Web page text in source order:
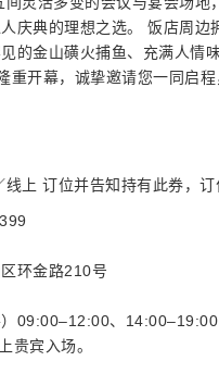
庆典的理想之选。 饭店周
的金山磺火捕鱼、充满人情
重开幕，诚挚邀请您一同启
上 订位并告知持有此券，
环金路210号
09:00–12:00、
贵宾入场。